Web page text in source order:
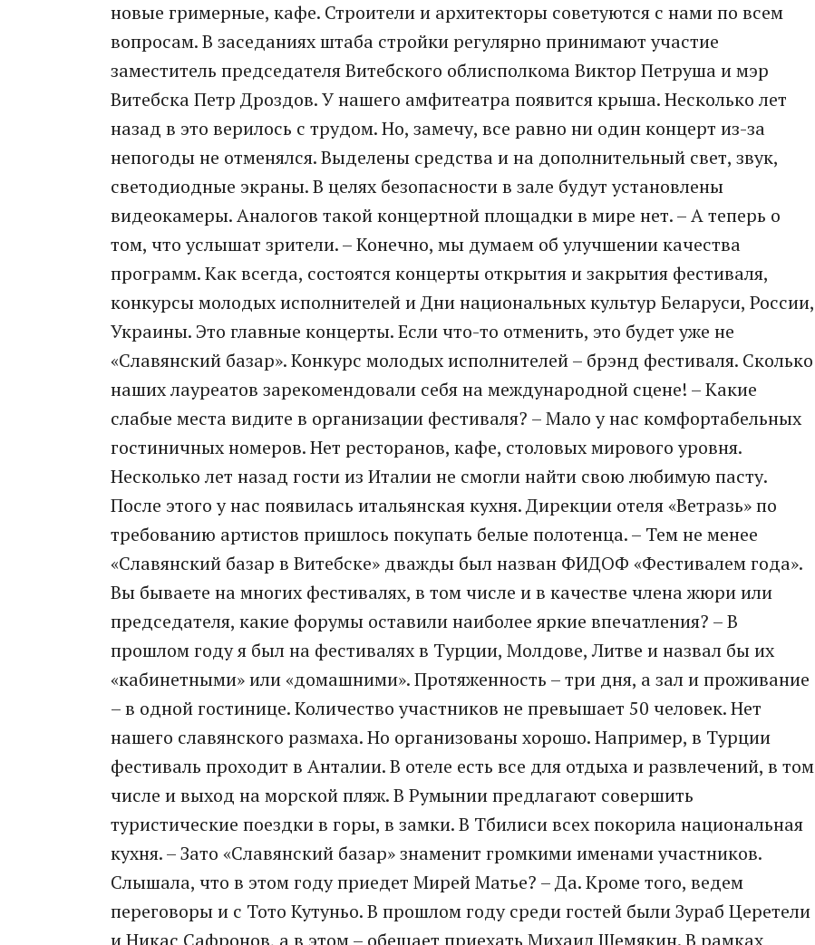
новые гримерные, кафе. Строители и архитекторы советуются с нами по всем
вопросам. В заседаниях штаба стройки регулярно принимают участие
заместитель председателя Витебского облисполкома Виктор Петруша и мэр
Витебска Петр Дроздов. У нашего амфитеатра появится крыша. Несколько лет
назад в это верилось с трудом. Но, замечу, все равно ни один концерт из-за
непогоды не отменялся. Выделены средства и на дополнительный свет, звук,
светодиодные экраны. В целях безопасности в зале будут установлены
видеокамеры. Аналогов такой концертной площадки в мире нет. – А теперь о
том, что услышат зрители. – Конечно, мы думаем об улучшении качества
программ. Как всегда, состоятся концерты открытия и закрытия фестиваля,
конкурсы молодых исполнителей и Дни национальных культур Беларуси, России,
Украины. Это главные концерты. Если что-то отменить, это будет уже не
«Славянский базар». Конкурс молодых исполнителей – брэнд фестиваля. Сколько
наших лауреатов зарекомендовали себя на международной сцене! – Какие
слабые места видите в организации фестиваля? – Мало у нас комфортабельных
гостиничных номеров. Нет ресторанов, кафе, столовых мирового уровня.
Несколько лет назад гости из Италии не смогли найти свою любимую пасту.
После этого у нас появилась итальянская кухня. Дирекции отеля «Ветразь» по
требованию артистов пришлось покупать белые полотенца. – Тем не менее
«Славянский базар в Витебске» дважды был назван ФИДОФ «Фестивалем года».
Вы бываете на многих фестивалях, в том числе и в качестве члена жюри или
председателя, какие форумы оставили наиболее яркие впечатления? – В
прошлом году я был на фестивалях в Турции, Молдове, Литве и назвал бы их
«кабинетными» или «домашними». Протяженность – три дня, а зал и проживание
– в одной гостинице. Количество участников не превышает 50 человек. Нет
нашего славянского размаха. Но организованы хорошо. Например, в Турции
фестиваль проходит в Анталии. В отеле есть все для отдыха и развлечений, в том
числе и выход на морской пляж. В Румынии предлагают совершить
туристические поездки в горы, в замки. В Тбилиси всех покорила национальная
кухня. – Зато «Славянский базар» знаменит громкими именами участников.
Слышала, что в этом году приедет Мирей Матье? – Да. Кроме того, ведем
переговоры и с Тото Кутуньо. В прошлом году среди гостей были Зураб Церетели
и Никас Сафронов, а в этом – обещает приехать Михаил Шемякин. В рамках